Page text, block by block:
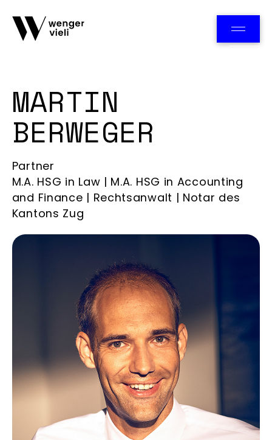
MARTIN
BERWEGER
Partner
M.A. HSG in Law | M.A. HSG in Accounting
and Finance | Rechtsanwalt | Notar des
Kantons Zug